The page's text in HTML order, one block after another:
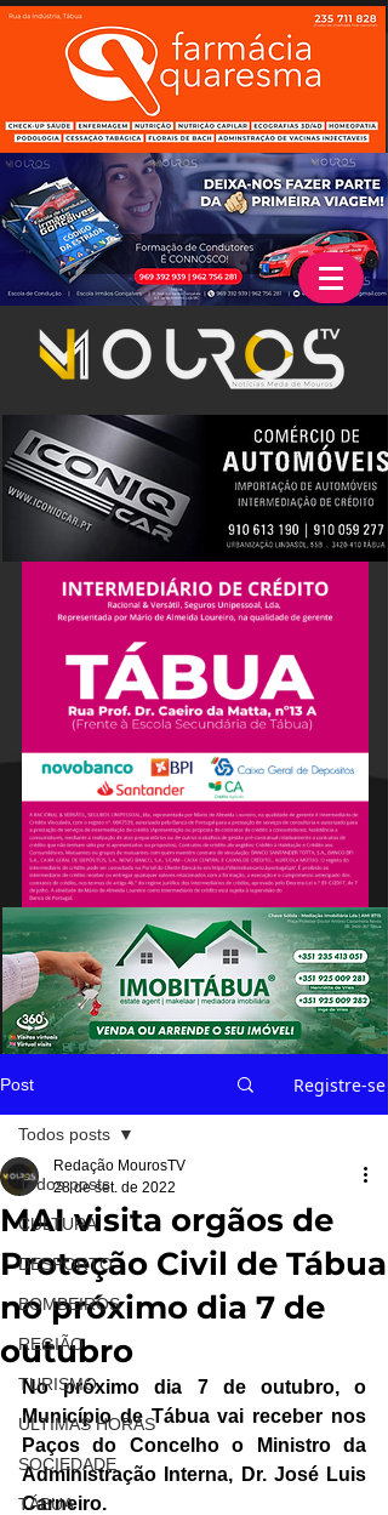
Post Registre-se
Todos posts
CULTURA
DESPORTO
BOMBEIROS
REGIÃO
TURISMO
ÚLTIMAS HORAS
SOCIEDADE
TÁBUA
Todos posts
MAI visita orgãos de
Proteção Civil de Tábua
no próximo dia 7 de
outubro
Redação MourosTV
28 de set. de 2022
No próximo dia 7 de outubro, o
Município de Tábua vai receber nos
Paços do Concelho o Ministro da
Administração Interna, Dr. José Luis
Carneiro.